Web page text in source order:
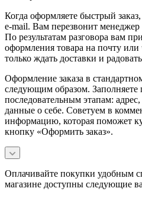
Когда оформляете быстрый
e-mail. Вам перезвонит менеджер
По результатам разговора вам
оформления товара на почту
только ждать доставки и
Оформление заказа в
следующим образом.
последовательным этапам:
данные о себе. Советуем в
информацию, которая поможет
кнопку «Оформить заказ».
Оплачивайте покупки удобным
магазине доступны следующие